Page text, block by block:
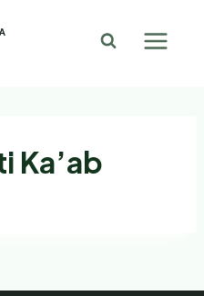
Ka’ab